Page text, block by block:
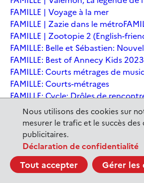
Nous utilisons des cookies sur
mesurer le trafic et le succès des
publicitaires.
Déclaration de confidentialité
Tout accepter Gérer les
FAMILLE | Voyage à la mer
FAMILLE | Zazie dans le métro
FAMILLE | Zootopie 2 (English-
FAMILLE: Belle et Sébastien:
FAMILLE: Best of Annecy Kids 2023
FAMILLE: Courts métrages de
FAMILLE: Courts-métrages
FAMILLE: Cycle: Drôles de
FAMILLE: En sortant de l'école -
FAMILLE: Ernest et Célestine: Le
FAMILLE: Festival International du
Clermont-Ferrand
FAMILLE: Kina et Yuk, renards de
FAMILLE: La Pat' Patrouille : La